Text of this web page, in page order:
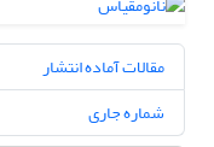
مقالات آماده انتشار
شماره جاری